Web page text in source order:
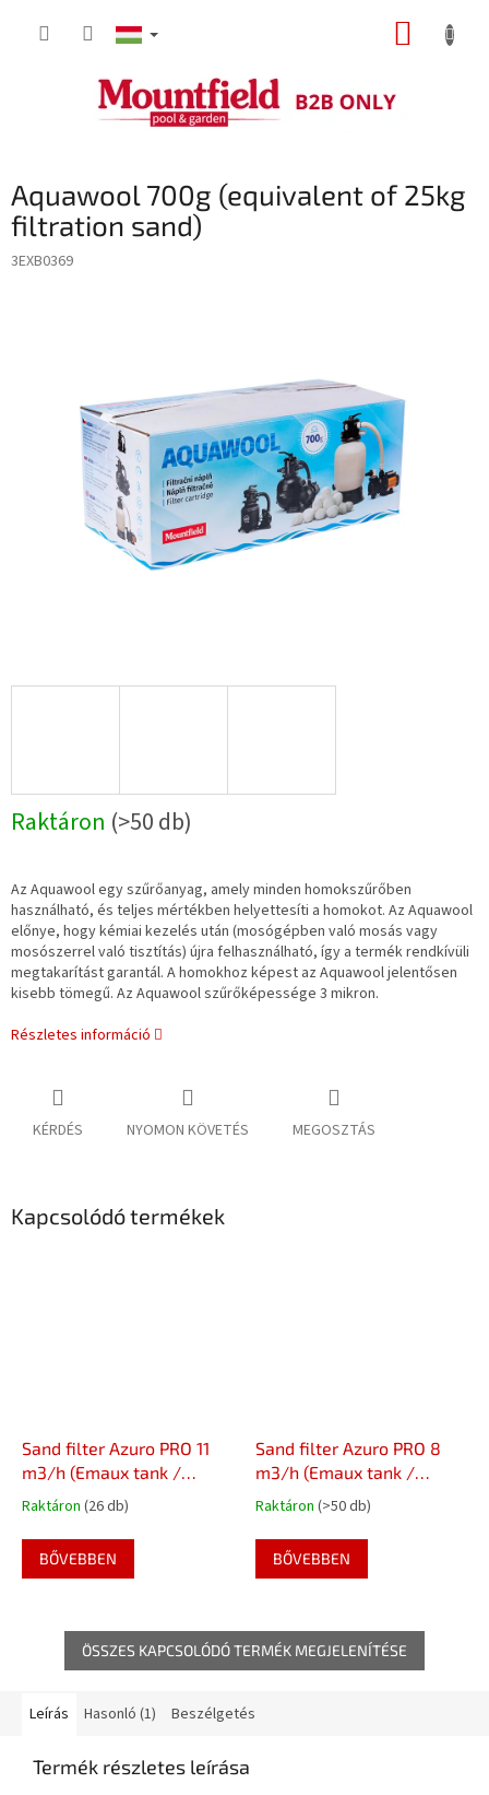
KOSÁR
Aquawool 700g (equivalent of 25kg
filtration sand)
3EXB0369
Raktáron (>50 db)
Az Aquawool egy szűrőanyag, amely minden homokszűrőben
használható, és teljes mértékben helyettesíti a homokot. Az Aquawool
előnye, hogy kémiai kezelés után (mosógépben való mosás vagy
mosószerrel való tisztítás) újra felhasználható, így a termék rendkívüli
megtakarítást garantál. A homokhoz képest az Aquawool jelentősen
kisebb tömegű. Az Aquawool szűrőképessége 3 mikron.
Részletes információ
KÉRDÉS NYOMON KÖVETÉS MEGOSZTÁS
Kapcsolódó termékek
Sand filter Azuro PRO 11
m3/h (Emaux tank /
Pump)
Raktáron (26 db)
BŐVEBBEN
Sand filter Azuro PRO 8
m3/h (Emaux tank /
Pump)
Raktáron (>50 db)
BŐVEBBEN
ÖSSZES KAPCSOLÓDÓ TERMÉK MEGJELENÍTÉSE
Leírás Hasonló (1) Beszélgetés
Termék részletes leírása